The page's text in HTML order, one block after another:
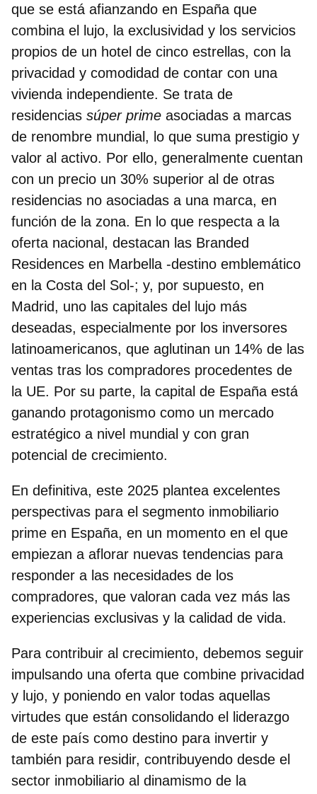
que se está afianzando en España que
combina el lujo, la exclusividad y los servicios
propios de un hotel de cinco estrellas, con la
privacidad y comodidad de contar con una
vivienda independiente. Se trata de
residencias súper prime asociadas a marcas
de renombre mundial, lo que suma prestigio y
valor al activo. Por ello, generalmente cuentan
con un precio un 30% superior al de otras
residencias no asociadas a una marca, en
función de la zona. En lo que respecta a la
oferta nacional, destacan las Branded
Residences en Marbella -destino emblemático
en la Costa del Sol-; y, por supuesto, en
Madrid, uno las capitales del lujo más
deseadas, especialmente por los inversores
latinoamericanos, que aglutinan un 14% de las
ventas tras los compradores procedentes de
la UE. Por su parte, la capital de España está
ganando protagonismo como un mercado
estratégico a nivel mundial y con gran
potencial de crecimiento.
En definitiva, este 2025 plantea excelentes
perspectivas para el segmento inmobiliario
prime en España, en un momento en el que
empiezan a aflorar nuevas tendencias para
responder a las necesidades de los
compradores, que valoran cada vez más las
experiencias exclusivas y la calidad de vida.
Para contribuir al crecimiento, debemos seguir
impulsando una oferta que combine privacidad
y lujo, y poniendo en valor todas aquellas
virtudes que están consolidando el liderazgo
de este país como destino para invertir y
también para residir, contribuyendo desde el
sector inmobiliario al dinamismo de la